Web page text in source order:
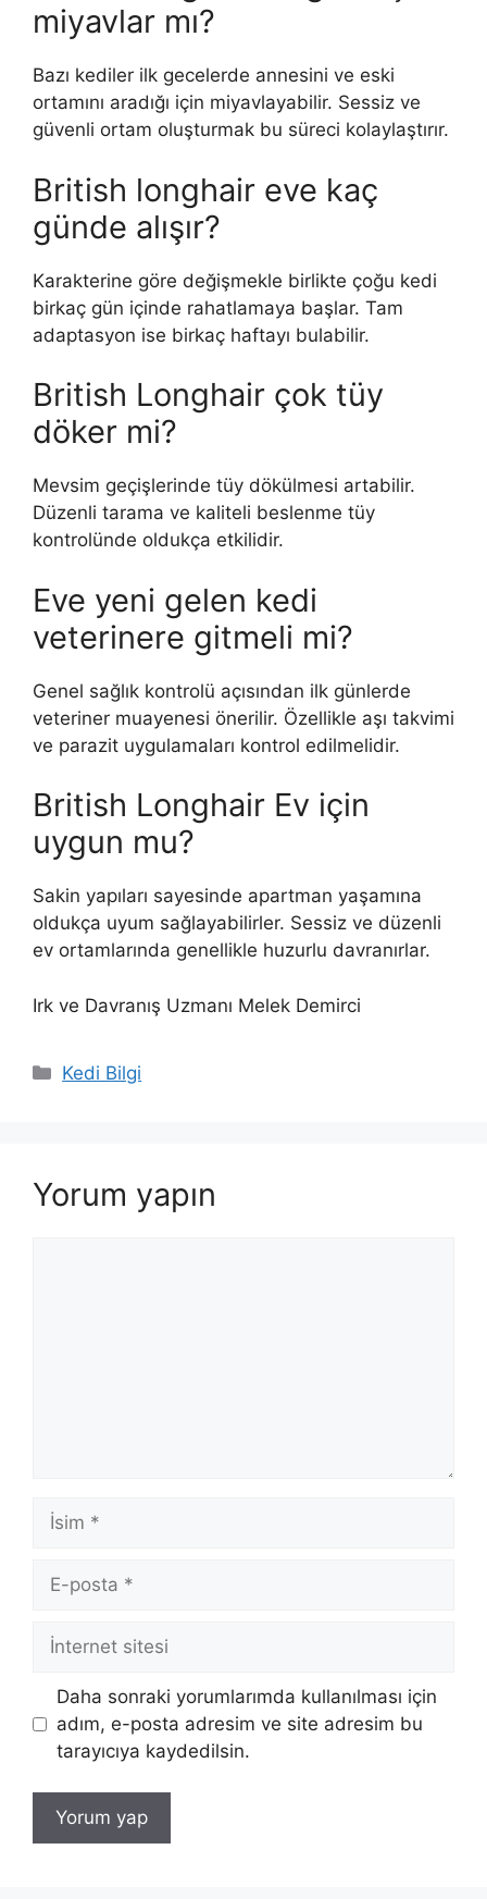
miyavlar mı?
Bazı kediler ilk gecelerde annesini ve eski
ortamını aradığı için miyavlayabilir. Sessiz ve
güvenli ortam oluşturmak bu süreci kolaylaştırır.
British longhair eve kaç
günde alışır?
Karakterine göre değişmekle birlikte çoğu kedi
birkaç gün içinde rahatlamaya başlar. Tam
adaptasyon ise birkaç haftayı bulabilir.
British Longhair çok tüy
döker mi?
Mevsim geçişlerinde tüy dökülmesi artabilir.
Düzenli tarama ve kaliteli beslenme tüy
kontrolünde oldukça etkilidir.
Eve yeni gelen kedi
veterinere gitmeli mi?
Genel sağlık kontrolü açısından ilk günlerde
veteriner muayenesi önerilir. Özellikle aşı takvimi
ve parazit uygulamaları kontrol edilmelidir.
British Longhair Ev için
uygun mu?
Sakin yapıları sayesinde apartman yaşamına
oldukça uyum sağlayabilirler. Sessiz ve düzenli
ev ortamlarında genellikle huzurlu davranırlar.
Irk ve Davranış Uzmanı Melek Demirci
Kategoriler
Kedi Bilgi
Yorum yapın
İsim
posta
İnternet
sitesi
Daha sonraki yorumlarımda kullanılması için
adım, e-posta adresim ve site adresim bu
tarayıcıya kaydedilsin.